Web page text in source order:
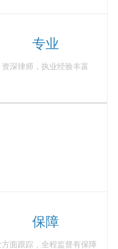
专业
资深律师，执业经验丰富
保障
方面跟踪，全程监督有保障